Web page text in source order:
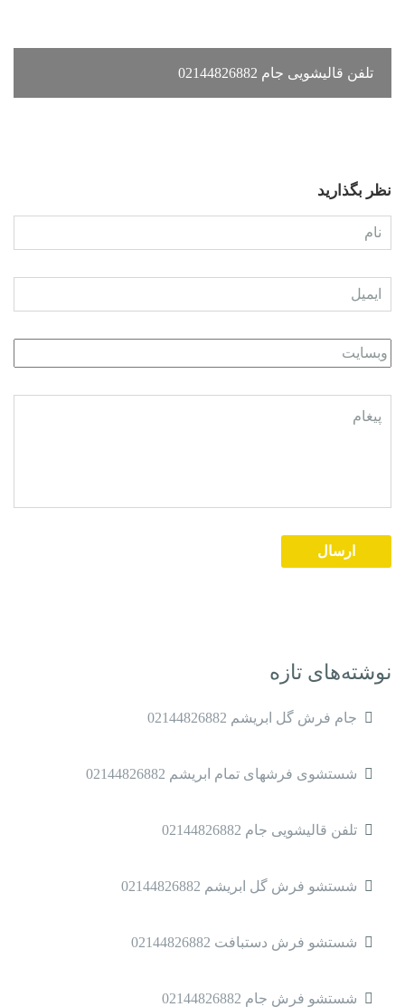
تلفن قالیشویی جام 02144826882
نظر بگذارید
نوشته‌های تازه
جام فرش گل ابریشم 02144826882
شستشوی فرشهای تمام ابریشم 02144826882
تلفن قالیشویی جام 02144826882
شستشو فرش گل ابریشم 02144826882
شستشو فرش دستبافت 02144826882
شستشو فرش جام 02144826882